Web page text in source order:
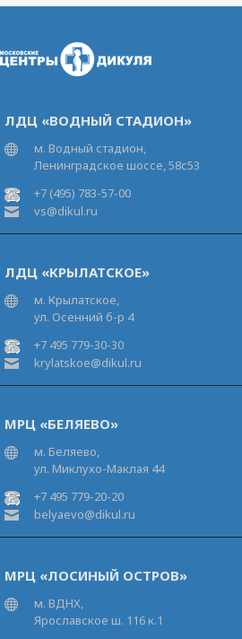
ЛДЦ «ВОДНЫЙ СТАДИОН»
м. Водный стадион,
Ленинградское шоссе, 58с53
+7 (495) 783-57-00
vs@dikul.ru
ЛДЦ «КРЫЛАТСКОЕ»
м. Крылатское,
ул. Осенний б-р 4
+7 495 779-30-30
krylatskoe@dikul.ru
МРЦ «БЕЛЯЕВО»
м. Беляево,
ул. Миклухо-Маклая 44
+7 495 779-20-20
belyaevo@dikul.ru
МРЦ «ЛОСИНЫЙ ОСТРОВ»
м. ВДНХ,
Ярославское ш. 116 к.1